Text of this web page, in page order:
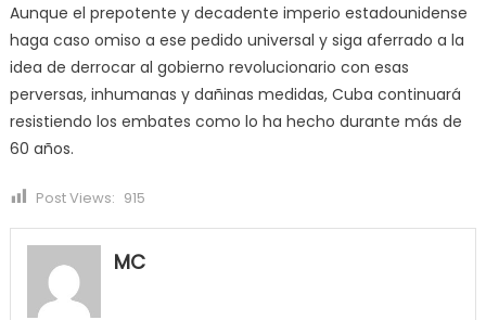
Aunque el prepotente y decadente imperio estadounidense
haga caso omiso a ese pedido universal y siga aferrado a la
idea de derrocar al gobierno revolucionario con esas
perversas, inhumanas y dañinas medidas, Cuba continuará
resistiendo los embates como lo ha hecho durante más de
60 años.
Post Views: 915
MC